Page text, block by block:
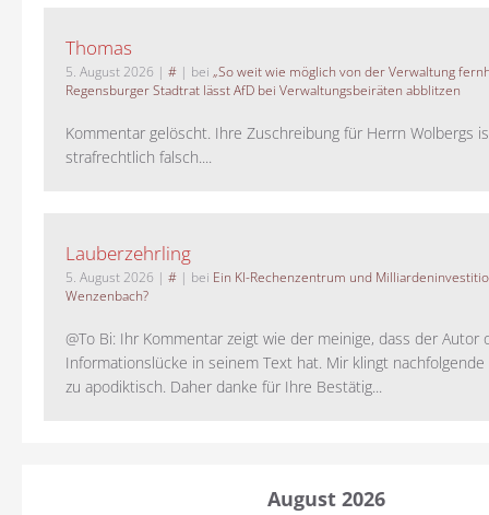
Thomas
5. August 2026 | # | bei „So weit wie möglich von der Verwaltung
Regensburger Stadtrat lässt AfD bei Verwaltungsbeiräten abblitzen
Kommentar gelöscht. Ihre Zuschreibung für Herrn Wolbergs
strafrechtlich falsch....
Lauberzehrling
5. August 2026 | # | bei Ein KI-Rechenzentrum und
Wenzenbach?
@To Bi: Ihr Kommentar zeigt wie der meinige, dass der Autor
Informationslücke in seinem Text hat. Mir klingt
zu apodiktisch. Daher danke für Ihre Bestätig...
August 2026